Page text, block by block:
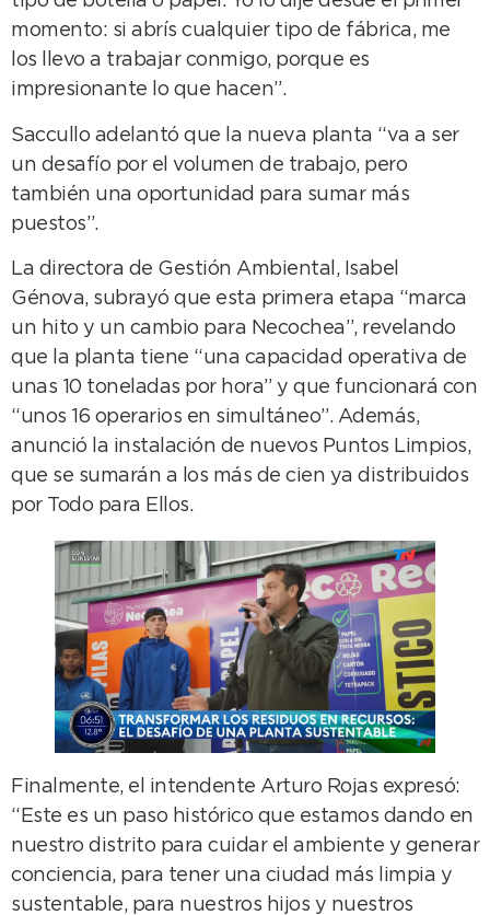
momento: si abrís cualquier tipo de fábrica, me
los llevo a trabajar conmigo, porque es
impresionante lo que hacen”.
Saccullo adelantó que la nueva planta “va a ser
un desafío por el volumen de trabajo, pero
también una oportunidad para sumar más
puestos”.
La directora de Gestión Ambiental, Isabel
Génova, subrayó que esta primera etapa “marca
un hito y un cambio para Necochea”, revelando
que la planta tiene “una capacidad operativa de
unas 10 toneladas por hora” y que funcionará con
“unos 16 operarios en simultáneo”. Además,
anunció la instalación de nuevos Puntos Limpios,
que se sumarán a los más de cien ya distribuidos
por Todo para Ellos.
Finalmente, el intendente Arturo Rojas expresó:
“Este es un paso histórico que estamos dando en
nuestro distrito para cuidar el ambiente y generar
conciencia, para tener una ciudad más limpia y
sustentable, para nuestros hijos y nuestros